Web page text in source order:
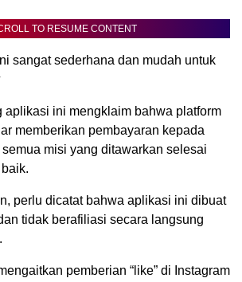
TO RESUME CONTENT
sangat sederhana dan mudah untuk
aplikasi ini mengklaim bahwa platform
memberikan pembayaran kepada
misi yang ditawarkan selesai
perlu dicatat bahwa aplikasi ini dibuat
tidak berafiliasi secara langsung
pemberian “like” di Instagram